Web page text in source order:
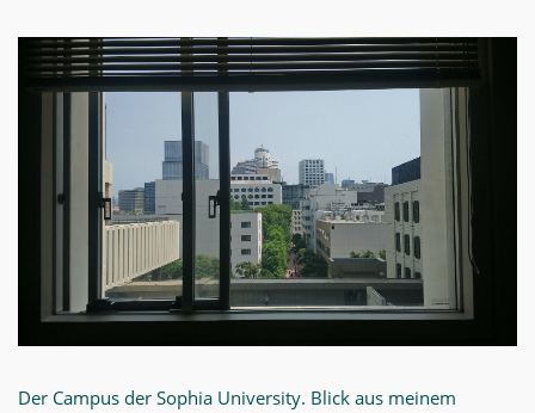
Der Campus der Sophia University. Blick aus meinem